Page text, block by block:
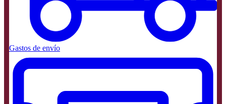
Gastos de envío